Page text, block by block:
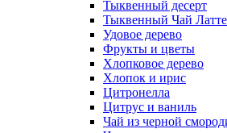
Тыквенный десерт
Тыквенный Чай Латте
Удовое дерево
Фрукты и цветы
Хлопковое дерево
Хлопок и ирис
Цитронелла
Цитрус и ваниль
Чай из черной